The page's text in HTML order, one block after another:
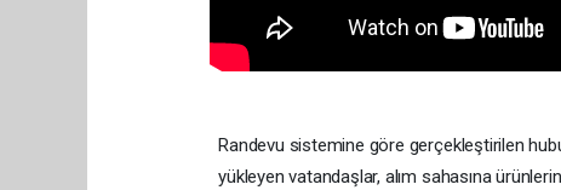
Randevu sistemine göre gerçekleştirilen
yükleyen vatandaşlar, alım sahasına